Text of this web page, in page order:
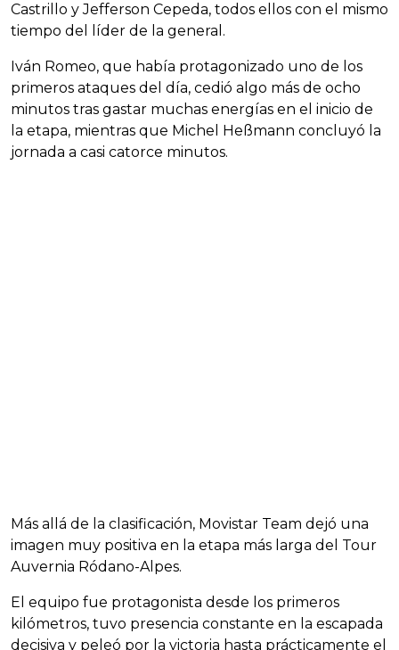
Castrillo y Jefferson Cepeda, todos ellos con el mismo
tiempo del líder de la general.
Iván Romeo, que había protagonizado uno de los
primeros ataques del día, cedió algo más de ocho
minutos tras gastar muchas energías en el inicio de
la etapa, mientras que Michel Heßmann concluyó la
jornada a casi catorce minutos.
Más allá de la clasificación, Movistar Team dejó una
imagen muy positiva en la etapa más larga del Tour
Auvernia Ródano-Alpes.
El equipo fue protagonista desde los primeros
kilómetros, tuvo presencia constante en la escapada
decisiva y peleó por la victoria hasta prácticamente el